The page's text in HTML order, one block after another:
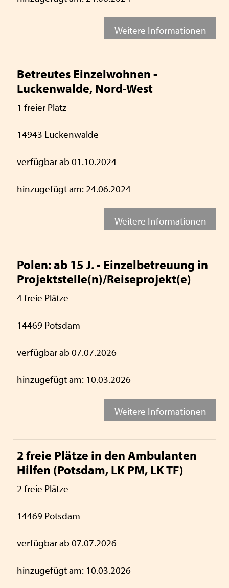
Weitere Informationen
Betreutes Einzelwohnen -
Luckenwalde, Nord-West
1 freier Platz
14943 Luckenwalde
verfügbar ab 01.10.2024
hinzugefügt am: 24.06.2024
Weitere Informationen
Polen: ab 15 J. - Einzelbetreuung in
Projektstelle(n)/Reiseprojekt(e)
4 freie Plätze
14469 Potsdam
verfügbar ab 07.07.2026
hinzugefügt am: 10.03.2026
Weitere Informationen
2 freie Plätze in den Ambulanten
Hilfen (Potsdam, LK PM, LK TF)
2 freie Plätze
14469 Potsdam
verfügbar ab 07.07.2026
hinzugefügt am: 10.03.2026